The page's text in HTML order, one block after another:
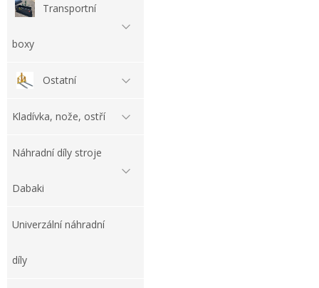
Transportní
boxy
Ostatní
Kladívka, nože, ostří
Náhradní díly stroje
Dabaki
Univerzální náhradní
díly